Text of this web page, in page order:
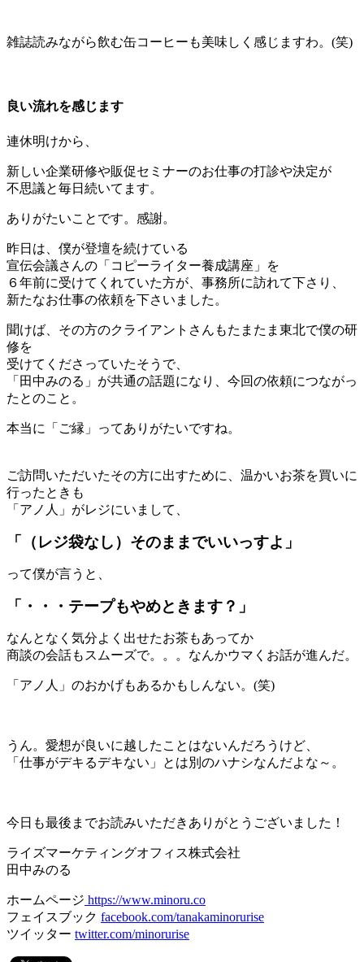
雑誌読みながら飲む缶コーヒーも美味しく感じますわ。(笑)
良い流れを感じます
連休明けから、
新しい企業研修や販促セミナーのお仕事の打診や決定が
不思議と毎日続いてます。
ありがたいことです。感謝。
昨日は、僕が登壇を続けている
宣伝会議さんの「コピーライター養成講座」を
６年前に受けてくれていた方が、事務所に訪れて下さり、
新たなお仕事の依頼を下さいました。
聞けば、その方のクライアントさんもたまたま東北で僕の研
修を
受けてくださっていたそうで、
「田中みのる」が共通の話題になり、今回の依頼につながっ
たとのこと。
本当に「ご縁」ってありがたいですね。
ご訪問いただいたその方に出すために、温かいお茶を買いに
行ったときも
「アノ人」がレジにいまして、
「（レジ袋なし）そのままでいいっすよ」
って僕が言うと、
「・・・テープもやめときます？」
なんとなく気分よく出せたお茶もあってか
商談の会話もスムーズで。。。なんかウマくお話が進んだ。
「アノ人」のおかげもあるかもしんない。(笑)
うん。愛想が良いに越したことはないんだろうけど、
「仕事がデキるデキない」とは別のハナシなんだよな～。
今日も最後までお読みいただきありがとうございました！
ライズマーケティングオフィス株式会社
田中みのる
ホームページ https://www.minoru.co
フェイスブック facebook.com/tanakaminorurise
ツイッター twitter.com/minorurise